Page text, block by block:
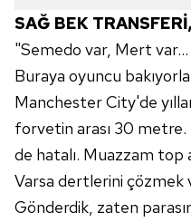
Sizlere daha iyi bir hizmet
Sitemizde kendimize ve
kullanılmaktadır. Bu
verileriniz işlenmekte olup
toplumu hizmetlerinin
kullanılmaktadır. Diğer
kılınması ve
reklam/pazarlama
sınırlı olarak açık rızanız
SAĞ BEK
"Semedo var, Mert
Buraya oyuncu
Manchester City'de
forvetin arası 30 metre.
de hatalı. Muazzam top
Varsa dertlerini çözmek
Gönderdik, zaten